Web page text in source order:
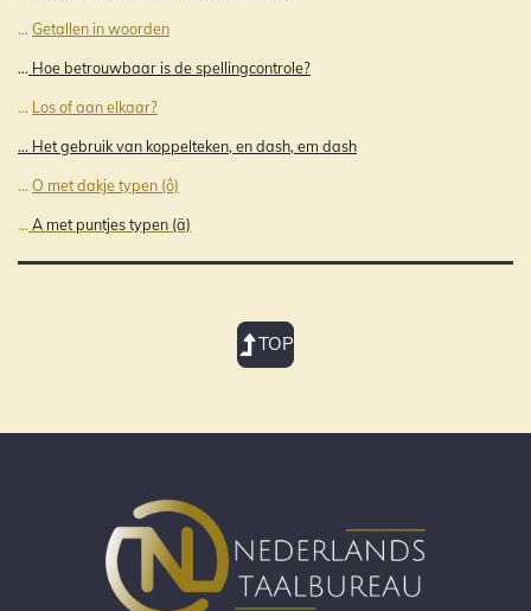
... Getallen in woorden
... Hoe betrouwbaar is de spellingcontrole?
... Los of aan elkaar?
... Het gebruik van koppelteken, en dash, em dash
... O met dakje typen (ô)
... A met puntjes typen (ä)
TOP